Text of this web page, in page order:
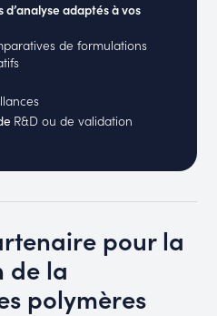
adaptés à vos
de formulations
R&D ou de validation
pour la
de la
polymères